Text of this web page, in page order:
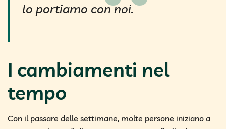
lo portiamo con noi.
I cambiamenti nel
tempo
Con il passare delle settimane, molte persone iniziano a